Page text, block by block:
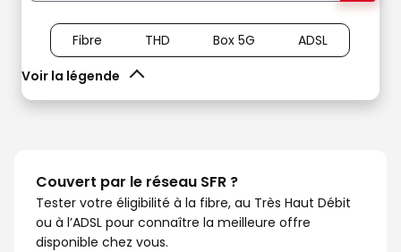
Voir la légende
Fibre THD Box 5G ADSL
Couvert par le réseau SFR ?
Tester votre éligibilité à la fibre, au Très Haut Débit
ou à l’ADSL pour connaître la meilleure offre
disponible chez vous.